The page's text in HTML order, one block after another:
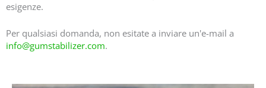
esigenze.
Per qualsiasi domanda, non esitate a inviare un'e-mail a
info@gumstabilizer.com.